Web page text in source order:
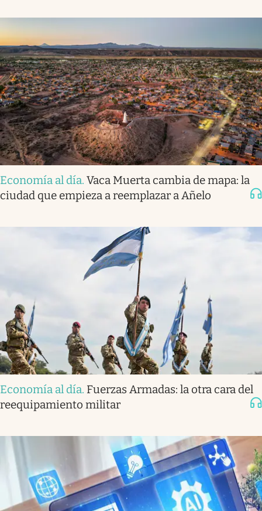
Economía al día. Vaca Muerta cambia de mapa: la
ciudad que empieza a reemplazar a Añelo
Economía al día. Fuerzas Armadas: la otra cara del
reequipamiento militar